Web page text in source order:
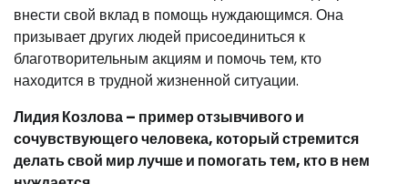
внести свой вклад в помощь нуждающимся. Она
призывает других людей присоединиться к
благотворительным акциям и помочь тем, кто
находится в трудной жизненной ситуации.
Лидия Козлова – пример отзывчивого и
сочувствующего человека, который стремится
делать свой мир лучше и помогать тем, кто в нем